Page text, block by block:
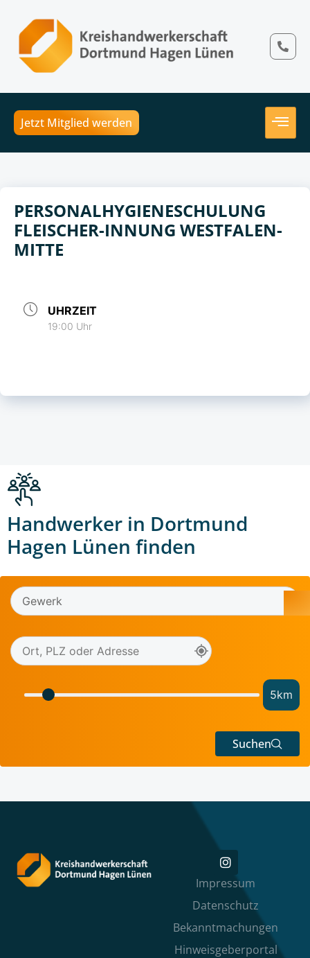
Jetzt Mitglied werden
PERSONALHYGIENESCHULUNG
FLEISCHER-INNUNG WESTFALEN-
MITTE
UHRZEIT
19:00 Uhr
Handwerker in Dortmund
Hagen Lünen finden
5km
Suchen
Impressum
Datenschutz
Bekanntmachungen
Hinweisgeberportal